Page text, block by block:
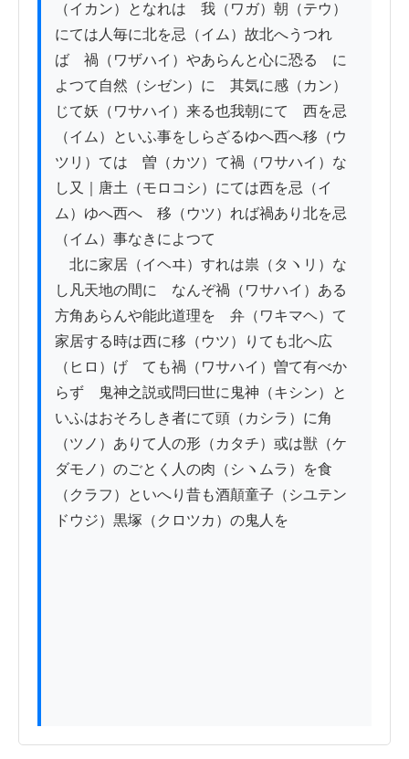
（イカン）となれは　我（ワガ）朝（テウ）
にては人毎に北を忌（イム）故北へうつれ
ば　禍（ワザハイ）やあらんと心に恐るゝに
よつて自然（シゼン）に　其気に感（カン）
じて妖（ワサハイ）来る也我朝にて　西を忌
（イム）といふ事をしらざるゆへ西へ移（ウ
ツリ）ては　曽（カツ）て禍（ワサハイ）な
し又｜唐土（モロコシ）にては西を忌（イ
ム）ゆへ西へ　移（ウツ）れば禍あり北を忌
（イム）事なきによつて
北に家居（イヘヰ）すれは祟（タヽリ）な
し凡天地の間に　なんぞ禍（ワサハイ）ある
方角あらんや能此道理を　弁（ワキマヘ）て
家居する時は西に移（ウツ）りても北へ広
（ヒロ）げ　ても禍（ワサハイ）曽て有べか
らず　鬼神之説或問曰世に鬼神（キシン）と
いふはおそろしき者にて頭（カシラ）に角
（ツノ）ありて人の形（カタチ）或は獣（ケ
ダモノ）のごとく人の肉（シヽムラ）を食
（クラフ）といへり昔も酒顛童子（シユテン
ドウジ）黒塚（クロツカ）の鬼人を